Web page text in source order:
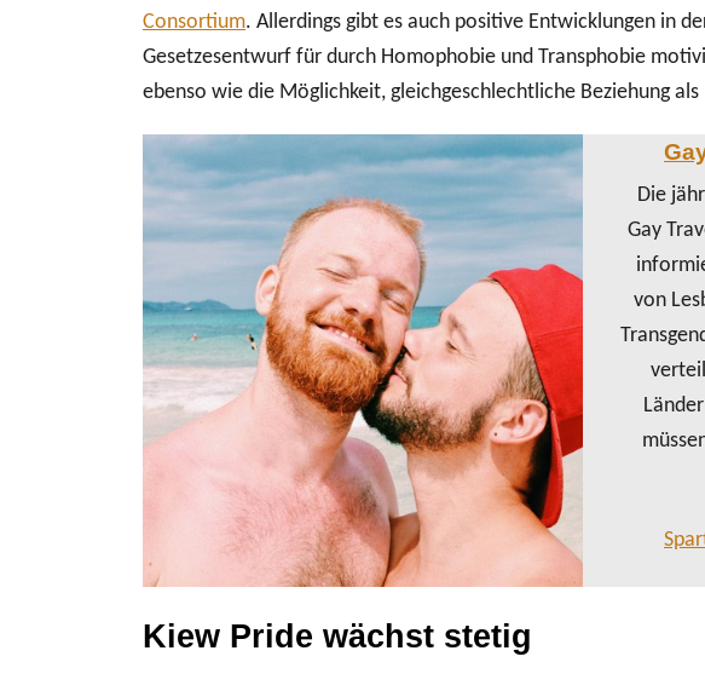
Consortium. Allerdings gibt es auch positive Entwicklungen in
Gesetzesentwurf für durch Homophobie und Transphobie
ebenso wie die Möglichkeit, gleichgeschlechtliche Beziehung
Die
Gay
von
Kiew Pride wächst stetig